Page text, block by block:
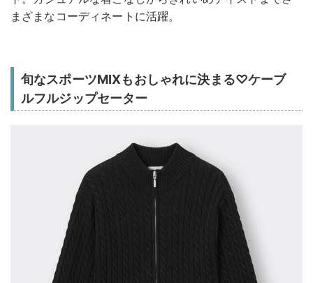
まざまなコーディネートに活躍。
旬なスポーツMIXもおしゃれに決まる♡ケーブ
ルフルジップセーター